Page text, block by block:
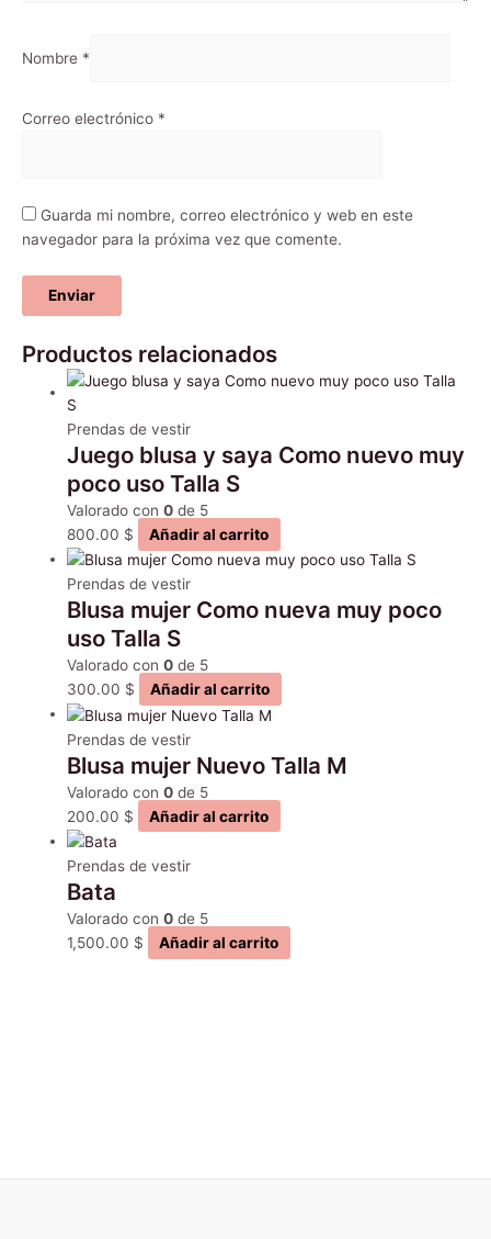
Nombre *
Correo electrónico *
Guarda mi nombre, correo electrónico y web en este
navegador para la próxima vez que comente.
Productos relacionados
Prendas de vestir
Juego blusa y saya Como nuevo muy
poco uso Talla S
Valorado con0 de 5
800.00 $ Añadir al carrito
Prendas de vestir
Blusa mujer Como nueva muy poco
uso Talla S
Valorado con0 de 5
300.00 $ Añadir al carrito
Prendas de vestir
Blusa mujer Nuevo Talla M
Valorado con0 de 5
200.00 $ Añadir al carrito
Prendas de vestir
Bata
Valorado con0 de 5
1,500.00 $ Añadir al carrito